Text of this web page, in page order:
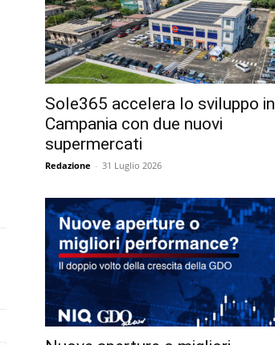
Sole365 accelera lo sviluppo in
Campania con due nuovi
supermercati
Redazione - 31 Luglio 2026